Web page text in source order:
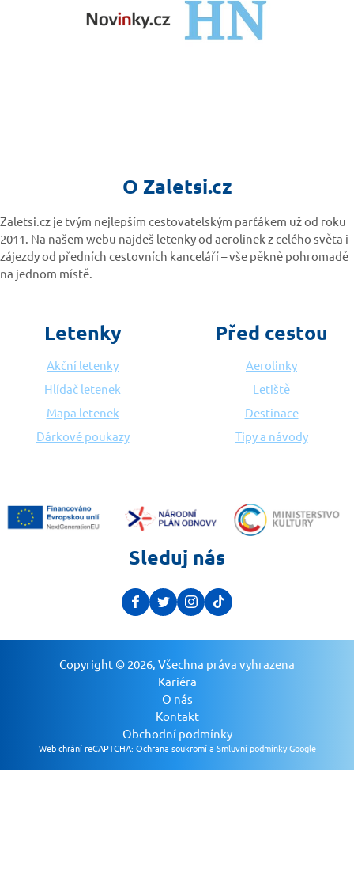
O Zaletsi.cz
Zaletsi.cz je tvým nejlepším cestovatelským parťákem už od roku
2011. Na našem webu najdeš letenky od aerolinek z celého světa i
zájezdy od předních cestovních kanceláří – vše pěkně pohromadě
na jednom místě.
Letenky
Akční letenky
Hlídač letenek
Mapa letenek
Dárkové poukazy
Před cestou
Aerolinky
Letiště
Destinace
Tipy a návody
Sleduj nás
Copyright © 2026, Všechna práva vyhrazena
Kariéra
O nás
Kontakt
Obchodní podmínky
Web chrání reCAPTCHA: Ochrana soukromí a Smluvní podmínky Google